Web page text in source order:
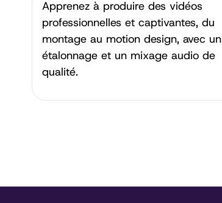
Apprenez à produire des vidéos
professionnelles et captivantes, du
montage au motion design, avec un
étalonnage et un mixage audio de
qualité.